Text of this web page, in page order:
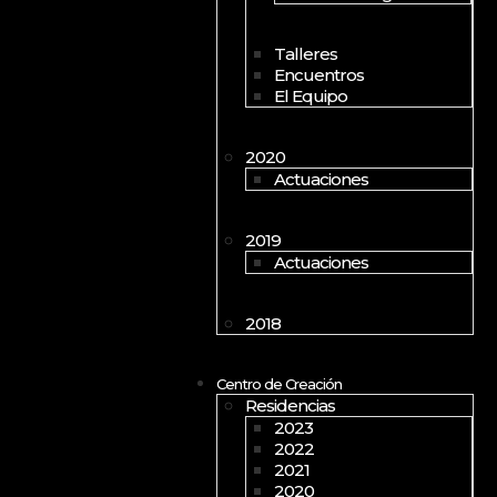
Talleres
Encuentros
El Equipo
2020
Actuaciones
2019
Actuaciones
2018
Centro de Creación
Residencias
2023
2022
2021
2020